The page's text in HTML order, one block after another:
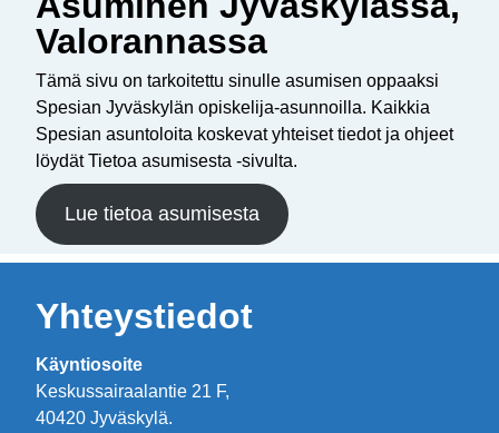
Valorannassa
Tämä sivu on tarkoitettu sinulle asumisen oppaaksi
Spesian Jyväskylän opiskelija-asunnoilla. Kaikkia
Spesian asuntoloita koskevat yhteiset tiedot ja ohjeet
löydät Tietoa asumisesta -sivulta.
Lue tietoa asumisesta
Yhteystiedot
Käyntiosoite
Keskussairaalantie 21 F,
40420 Jyväskylä.